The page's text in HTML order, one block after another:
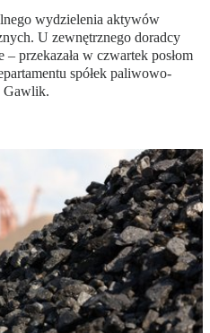
wydzielenia aktywów
U zewnętrznego doradcy
przekazała w czwartek posłom
spółek paliwowo-
Gawlik.